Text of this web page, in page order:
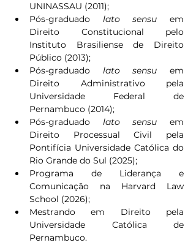
UNINASSAU (2011);
Pós-graduado lato sensu em
Direito Constitucional pelo
Instituto Brasiliense de Direito
Público (2013);
Pós-graduado lato sensu em
Direito Administrativo pela
Universidade Federal de
Pernambuco (2014);
Pós-graduado lato sensu em
Direito Processual Civil pela
Pontifícia Universidade Católica do
Rio Grande do Sul (2025);
Programa de Liderança e
Comunicação na Harvard Law
School (2026);
Mestrando em Direito pela
Universidade Católica de
Pernambuco.